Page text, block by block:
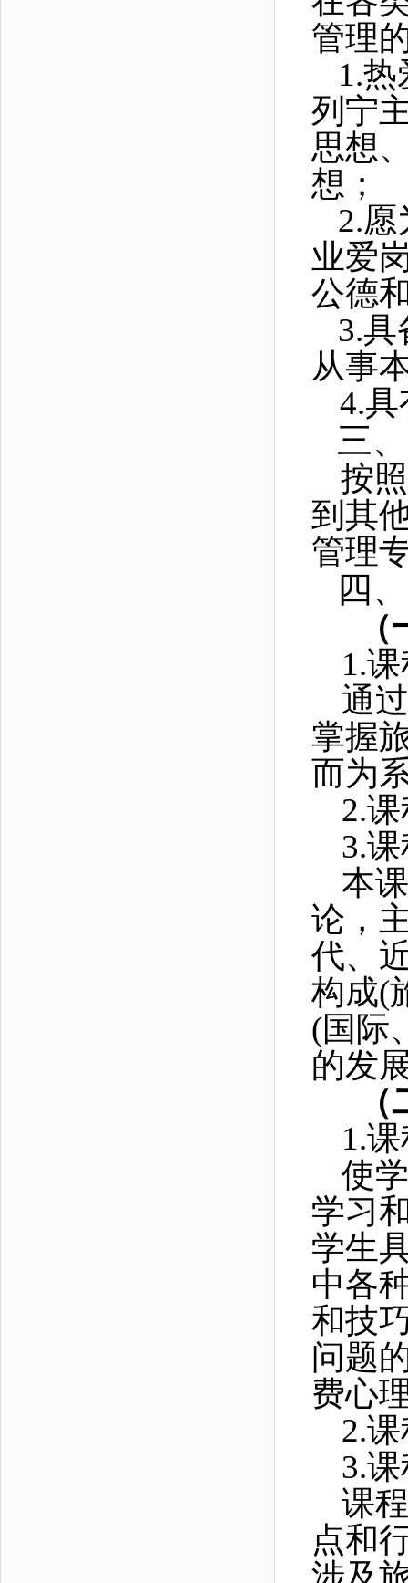
管理
1.热
列宁
思想
想 ；
2.愿
业爱
公德
3.具
从事
4.具
三、
按
到其
管理
四、
1.
通
掌握
而为
2.课
3.
本
论，
代、
构成(
(国际
的发
1.
使
学习
学生
中各
和技
问题
费心
2.课
3.
课
点和